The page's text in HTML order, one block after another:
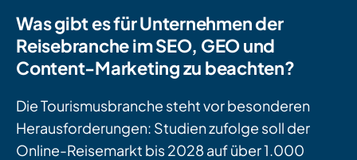
Was gibt es für Unternehmen der
Reisebranche im SEO, GEO und
Content-Marketing zu beachten?
Die Tourismusbranche steht vor besonderen
Herausforderungen: Studien zufolge soll der
Online-Reisemarkt bis 2028 auf über 1.000